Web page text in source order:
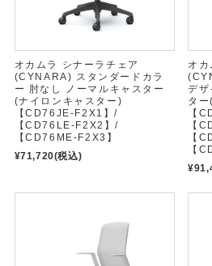
オカムラ シナーラチェア
(CYNARA) スタンダードカラ
ー 肘なし ノーマルキャスター
(ナイロンキャスター)
【CD76JE-F2X1】/
【CD76LE-F2X2】/
【CD76ME-F2X3】
¥71,720(税込)
オ
デザ
タ
【
【
【
【